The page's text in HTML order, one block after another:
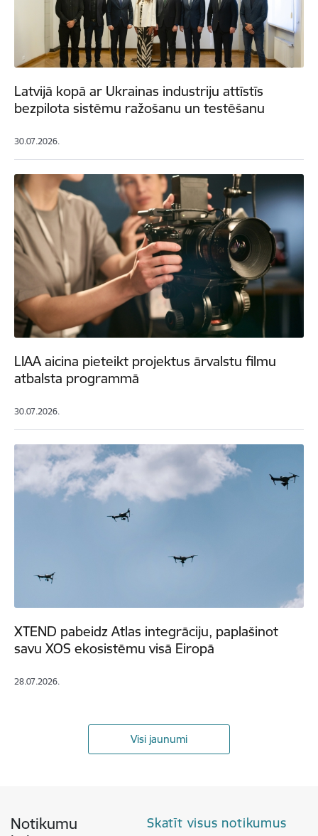
Latvijā kopā ar Ukrainas industriju attīstīs
bezpilota sistēmu ražošanu un testēšanu
30.07.2026.
LIAA aicina pieteikt projektus ārvalstu filmu
atbalsta programmā
30.07.2026.
XTEND pabeidz Atlas integrāciju, paplašinot
savu XOS ekosistēmu visā Eiropā
28.07.2026.
Visi jaunumi
Notikumu
Skatīt visus notikumus